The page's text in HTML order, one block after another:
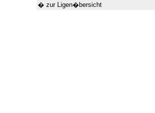
� zur Ligen�bersicht